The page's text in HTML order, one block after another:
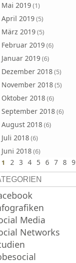
Mai 2019(1)
April 2019(5)
März 2019(5)
Februar 2019(6)
Januar 2019(6)
Dezember 2018(5)
November 2018(5)
Oktober 2018(6)
September 2018(6)
August 2018(6)
Juli 2018(6)
Juni 2018(6)
1 2 3 4 5 6 7 8 9
Media
Networks